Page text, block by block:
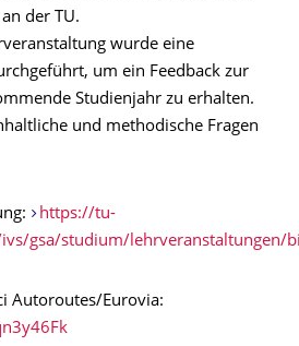
der TU.
wurde eine
um ein Feedback zur
Studienjahr zu erhalten.
und methodische Fragen
https://tu-
gsa/studium/lehrveranstaltungen/
Autoroutes/Eurovia: